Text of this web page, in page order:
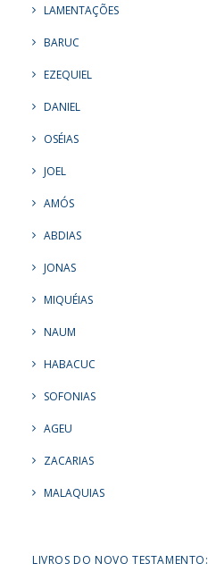
LAMENTAÇÕES
BARUC
EZEQUIEL
DANIEL
OSÉIAS
JOEL
AMÓS
ABDIAS
JONAS
MIQUÉIAS
NAUM
HABACUC
SOFONIAS
AGEU
ZACARIAS
MALAQUIAS
LIVROS DO NOVO TESTAMENTO: